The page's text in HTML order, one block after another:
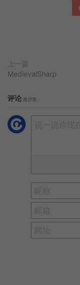
上一篇
MedievalSharp
评论 抢沙发